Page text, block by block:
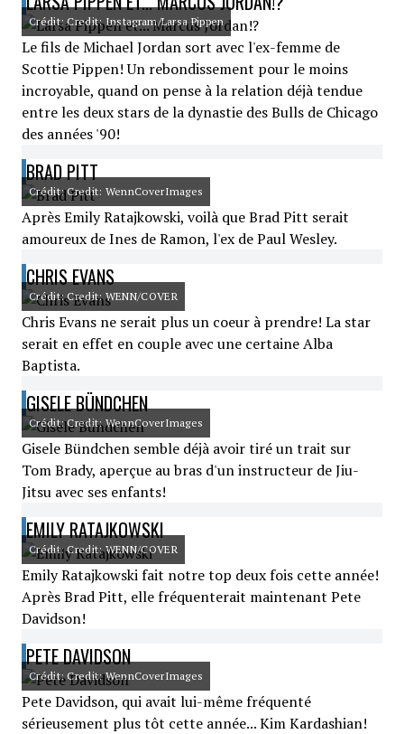
Crédit: Credit: Instagram/Larsa Pippen
Le fils de Michael Jordan sort avec l'ex-femme de
Scottie Pippen! Un rebondissement pour le moins
incroyable, quand on pense à la relation déjà tendue
entre les deux stars de la dynastie des Bulls de Chicago
des années '90!
BRAD PITT
Crédit: Credit: WennCoverImages
Après Emily Ratajkowski, voilà que Brad Pitt serait
amoureux de Ines de Ramon, l'ex de Paul Wesley.
CHRIS EVANS
Crédit: Credit: WENN/COVER
Chris Evans ne serait plus un coeur à prendre! La star
serait en effet en couple avec une certaine Alba
Baptista.
GISELE BÜNDCHEN
Crédit: Credit: WennCoverImages
Gisele Bündchen semble déjà avoir tiré un trait sur
Tom Brady, aperçue au bras d'un instructeur de Jiu-
Jitsu avec ses enfants!
EMILY RATAJKOWSKI
Crédit: Credit: WENN/COVER
Emily Ratajkowski fait notre top deux fois cette année!
Après Brad Pitt, elle fréquenterait maintenant Pete
Davidson!
PETE DAVIDSON
Crédit: Credit: WennCoverImages
Pete Davidson, qui avait lui-même fréquenté
sérieusement plus tôt cette année... Kim Kardashian!